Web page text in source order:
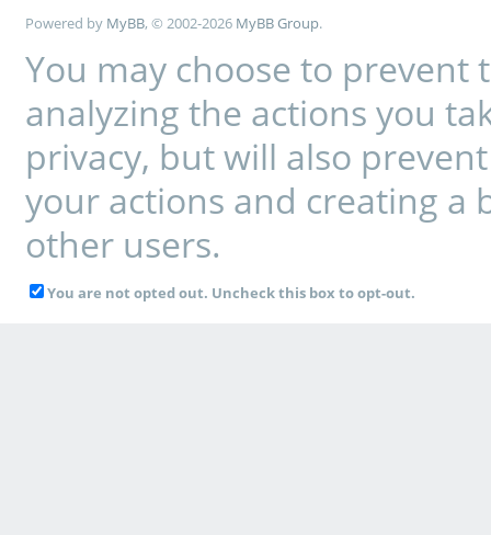
Powered by MyBB, © 2002-2026 MyBB Group.
You may choose to
analyzing the actions you
privacy, but will also
your actions and creating a
other users.
You are not opted out. Uncheck this box to opt-out.